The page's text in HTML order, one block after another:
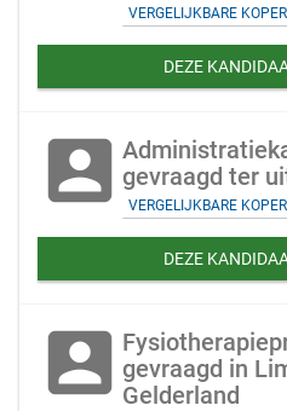
VERGELIJKBARE
DEZE
account_box gevraagd ter
VERGELIJKBARE
DEZE
account_box gevraagd in
Gelderland